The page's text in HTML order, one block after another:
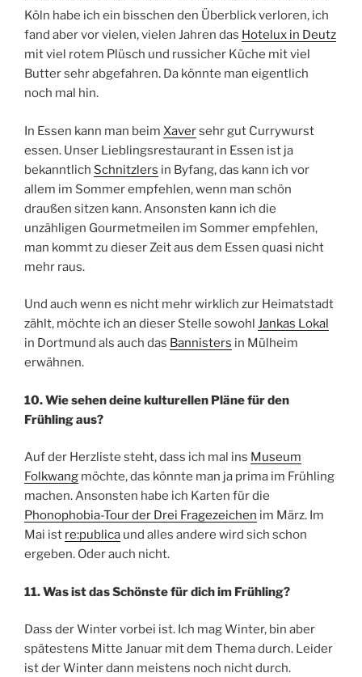
Köln habe ich ein bisschen den Überblick verloren, ich
fand aber vor vielen, vielen Jahren das Hotelux in Deutz
mit viel rotem Plüsch und russicher Küche mit viel
Butter sehr abgefahren. Da könnte man eigentlich
noch mal hin.
In Essen kann man beim Xaversehr gut Currywurst
essen. Unser Lieblingsrestaurant in Essen ist ja
bekanntlich Schnitzlers in Byfang, das kann ich vor
allem im Sommer empfehlen, wenn man schön
draußen sitzen kann. Ansonsten kann ich die
unzähligen Gourmetmeilen im Sommer empfehlen,
man kommt zu dieser Zeit aus dem Essen quasi nicht
mehr raus.
Und auch wenn es nicht mehr wirklich zur Heimatstadt
zählt, möchte ich an dieser Stelle sowohl Jankas Lokal
in Dortmund als auch das Bannisters in Mülheim
erwähnen.
10. Wie sehen deine kulturellen Pläne für den
Frühling aus?
Auf der Herzliste steht, dass ich mal ins Museum
Folkwang möchte, das könnte man ja prima im Frühling
machen. Ansonsten habe ich Karten für die
Phonophobia-Tour der Drei Fragezeichen im März. Im
Mai ist re:publica und alles andere wird sich schon
ergeben. Oder auch nicht.
11. Was ist das Schönste für dich im Frühling?
Dass der Winter vorbei ist. Ich mag Winter, bin aber
spätestens Mitte Januar mit dem Thema durch. Leider
ist der Winter dann meistens noch nicht durch.